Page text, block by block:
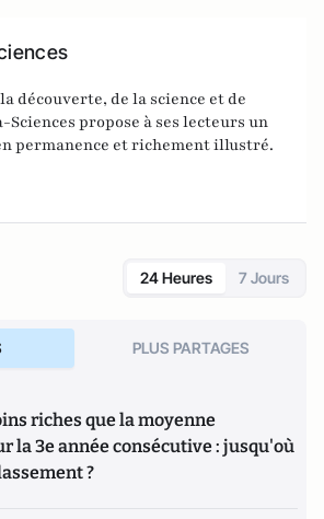
découverte, de la science et de
Sciences propose à ses lecteurs un
permanence et richement illustré.
24 Heures 7 Jours
PLUS PARTAGES
riches que la moyenne
la 3e année consécutive : jusqu'où
?